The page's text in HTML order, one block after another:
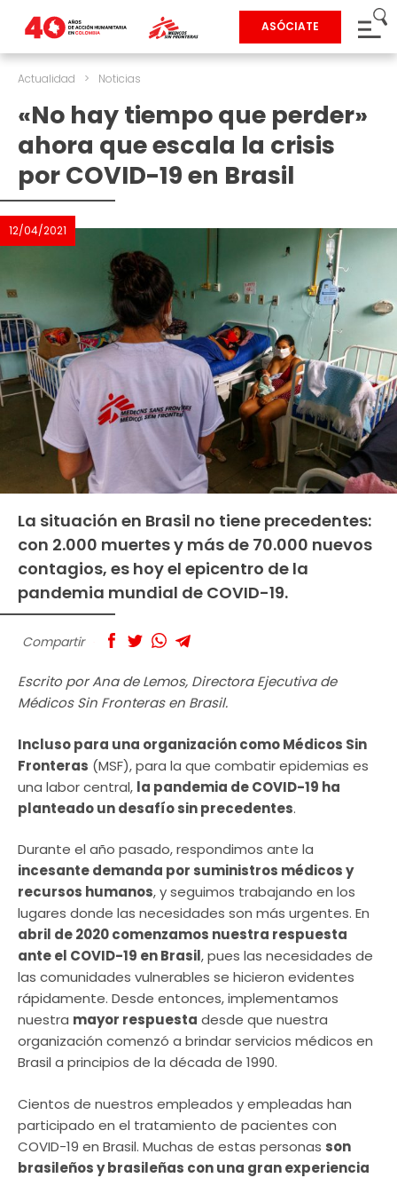
ASÓCIATE
Actualidad > Noticias
«No hay tiempo que perder»
ahora que escala la crisis
por COVID-19 en Brasil
12/04/2021
La situación en Brasil no tiene precedentes:
con 2.000 muertes y más de 70.000 nuevos
contagios, es hoy el epicentro de la
pandemia mundial de COVID-19.
Compartir
Escrito por Ana de Lemos, Directora Ejecutiva de
Médicos Sin Fronteras en Brasil.
Incluso para una organización como Médicos Sin
Fronteras (MSF), para la que combatir epidemias es
una labor central, la pandemia de COVID-19 ha
planteado un desafío sin precedentes.
Durante el año pasado, respondimos ante la
incesante demanda por suministros médicos y
recursos humanos, y seguimos trabajando en los
lugares donde las necesidades son más urgentes. En
abril de 2020 comenzamos nuestra respuesta
ante el COVID-19 en Brasil, pues las necesidades de
las comunidades vulnerables se hicieron evidentes
rápidamente. Desde entonces, implementamos
nuestra mayor respuesta desde que nuestra
organización comenzó a brindar servicios médicos en
Brasil a principios de la década de 1990.
Cientos de nuestros empleados y empleadas han
participado en el tratamiento de pacientes con
COVID-19 en Brasil. Muchas de estas personas son
brasileños y brasileñas con una gran experiencia